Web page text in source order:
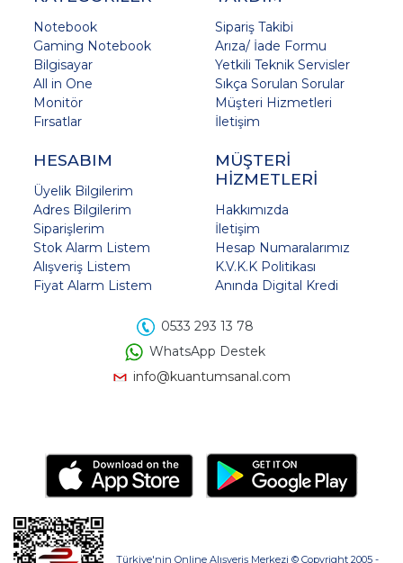
Notebook
Gaming Notebook
Bilgisayar
All in One
Monitör
Fırsatlar
Sipariş Takibi
Arıza/ İade Formu
Yetkili Teknik Servisler
Sıkça Sorulan Sorular
Müşteri Hizmetleri
İletişim
HESABIM
Üyelik Bilgilerim
Adres Bilgilerim
Siparişlerim
Stok Alarm Listem
Alışveriş Listem
Fiyat Alarm Listem
MÜŞTERİ
HİZMETLERİ
Hakkımızda
İletişim
Hesap Numaralarımız
K.V.K.K Politikası
Anında Digital Kredi
0533 293 13 78
WhatsApp Destek
info@kuantumsanal.com
Türkiye'nin Online Alışveriş Merkezi © Copyright 2005 -